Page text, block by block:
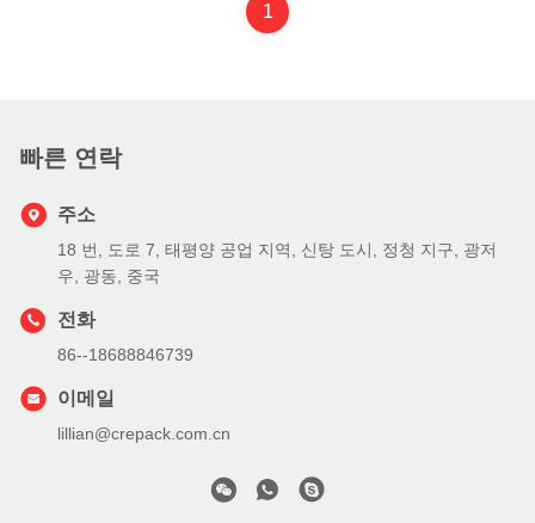
1
빠른 연락
주소
18 번, 도로 7, 태평양 공업 지역, 신탕 도시, 정청 지구, 광저
우, 광동, 중국
전화
86--18688846739
이메일
lillian@crepack.com.cn